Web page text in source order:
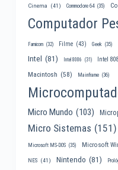
Cinema (41) Commodore 64 (35)
Computador
Famicom (32) Filme (43) Geek (35)
Intel (81) Intel 8086 (31) Intel
Macintosh (58) Mainframe (36)
Micro Mundo (103)
Micro Sistemas (151)
Microsoft MS-DOS (35) Microsoft
NES (41) Nintendo (81)